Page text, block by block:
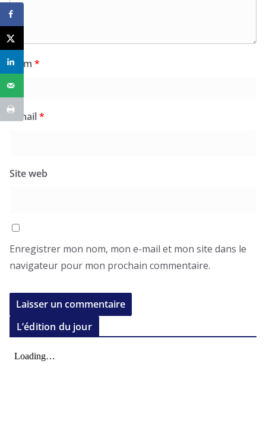
Nom *
E-mail*
Site web
Enregistrer mon nom, mon e-mail et mon site dans le
navigateur pour mon prochain commentaire.
L’édition du jour